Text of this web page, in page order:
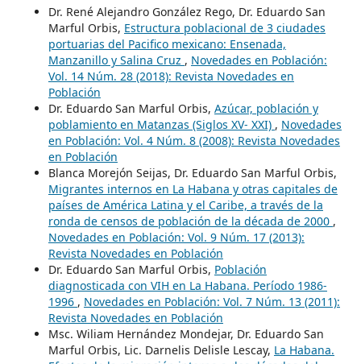
Dr. René Alejandro González Rego, Dr. Eduardo San
Marful Orbis, Estructura poblacional de 3 ciudades
portuarias del Pacifico mexicano: Ensenada,
Manzanillo y Salina Cruz , Novedades en Población:
Vol. 14 Núm. 28 (2018): Revista Novedades en
Población
Dr. Eduardo San Marful Orbis, Azúcar, población y
poblamiento en Matanzas (Siglos XV- XXI) , Novedades
en Población: Vol. 4 Núm. 8 (2008): Revista Novedades
en Población
Blanca Morejón Seijas, Dr. Eduardo San Marful Orbis,
Migrantes internos en La Habana y otras capitales de
países de América Latina y el Caribe, a través de la
ronda de censos de población de la década de 2000 ,
Novedades en Población: Vol. 9 Núm. 17 (2013):
Revista Novedades en Población
Dr. Eduardo San Marful Orbis, Población
diagnosticada con VIH en La Habana. Período 1986-
1996 , Novedades en Población: Vol. 7 Núm. 13 (2011):
Revista Novedades en Población
Msc. Wiliam Hernández Mondejar, Dr. Eduardo San
Marful Orbis, Lic. Darnelis Delisle Lescay, La Habana.